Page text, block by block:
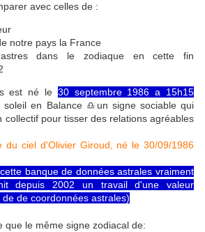
avec celles de :
notre pays la France
dans le zodiaque en cette fin
est né le 30 septembre 1986 a 15h15
soleil en Balance ♎un signe sociable qui
collectif pour tisser des relations agréables
du ciel d'Olivier Giroud, né le 30/09/1986
banque de données astrales vraiment
depuis 2002 un travail d'une valeur
de coordonnées astrales)
que le même signe zodiacal de: